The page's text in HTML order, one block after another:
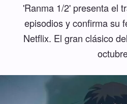
'Ranma 1/2' presenta el
episodios y confirma su
Netflix. El gran clásico